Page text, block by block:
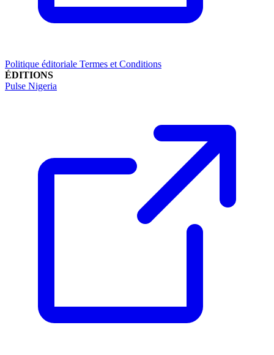
Politique éditoriale Termes et Conditions
ÉDITIONS
Pulse Nigeria